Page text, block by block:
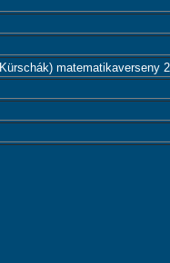
matematikaverseny